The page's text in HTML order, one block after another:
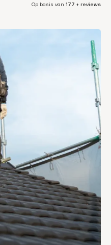
Op basis van 177 + reviews